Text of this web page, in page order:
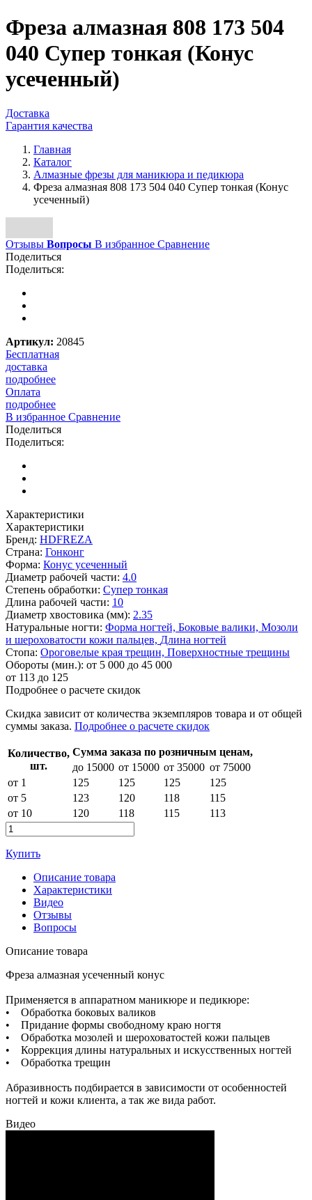
Фреза алмазная 808 173 504
040 Супер тонкая (Конус
усеченный)
Доставка
Гарантия качества
Главная
Каталог
Алмазные фрезы для маникюра и педикюра
Фреза алмазная 808 173 504 040 Супер тонкая (Конус
усеченный)
Отзывы Вопросы В избранное Сравнение
Поделиться
Поделиться:
Артикул: 20845
Бесплатная
доставка
подробнее
Оплата
подробнее
В избранное Сравнение
Поделиться
Поделиться:
Характеристики
Характеристики
Бренд: HDFREZA
Страна: Гонконг
Форма: Конус усеченный
Диаметр рабочей части: 4.0
Степень обработки: Супер тонкая
Длина рабочей части: 10
Диаметр хвостовика (мм): 2.35
Натуральные ногти: Форма ногтей, Боковые валики, Мозоли
и шероховатости кожи пальцев, Длина ногтей
Стопа: Ороговелые края трещин, Поверхностные трещины
Обороты (мин.): от 5 000 до 45 000
от 113 до 125
Подробнее о расчете скидок
Скидка зависит от количества экземпляров товара и от общей
суммы заказа. Подробнее о расчете скидок
Количество,
шт.
Сумма заказа по розничным ценам,
до 15000 от 15000 от 35000 от 75000
от 1
125 125 125
125
от 5
123 120 118
115
от 10
120 118 115 113
Купить
Описание товара
Характеристики
Видео
Отзывы
Вопросы
Описание товара
Фреза алмазная усеченный конус
Применяется в аппаратном маникюре и педикюре:
• Обработка боковых валиков
• Придание формы свободному краю ногтя
• Обработка мозолей и шероховатостей кожи пальцев
• Коррекция длины натуральных и искусственных ногтей
• Обработка трещин
Абразивность подбирается в зависимости от особенностей
ногтей и кожи клиента, а так же вида работ.
Видео